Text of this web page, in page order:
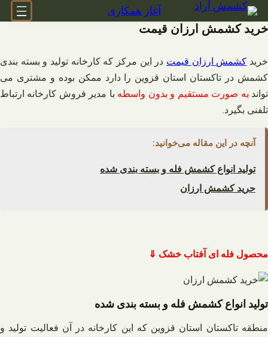
رفتن
به
محتوا
آغاز همکاری
خرید کشمش ارزان قیمت
خرید کشمش ارزان قیمت در این مرکز که کارخانه تولید و بسته بندی
کشمش در تاکستان استان قزوین را دارد ممکن بوده و مشتری می
تواند به صورت مستقیم و بدون واسطه با مدیر فروش کارخانه ارتباط
تلفنی بگیرد.
آنچه در این مقاله می‌خوانید:
تولید انواع کشمش فله و بسته بندی شده
حرید کشمش ارزان
محصول فله ای آفتاب خشک ⇓
تولید انواع کشمش فله و بسته بندی شده
منطقه تاکستان استان قزوین که این کارخانه در آن فعالیت تولید و